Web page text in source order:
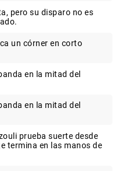
pero su disparo no es
un córner en corto
en la mitad del
en la mitad del
prueba suerte desde
termina en las manos de